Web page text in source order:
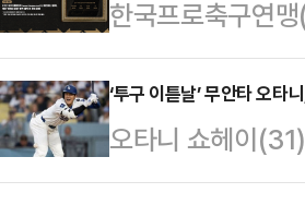
창 등 국가대표
다.2003년 두산
경은은 2023시즌
경기 30홀드,
상, 30홀드 이상
한국프로축구연
수 부문 헌액자를
다.‘K리그 명예의
리고 K리그의 역
‘지도자
‘투구 이튿날’ 무안타 오
오타니 쇼헤이
독은 격렬한 항의